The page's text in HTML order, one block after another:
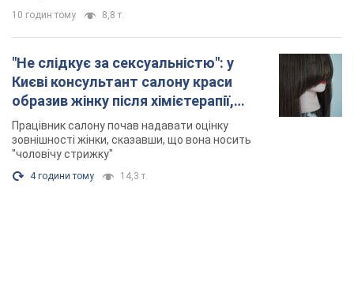
10 годин тому 8,8 т.
"Не слідкує за сексуальністю": у
Києві консультант салону краси
образив жінку після хімієтерапії,
розгорівся скандал. Фото
Працівник салону почав надавати оцінку
зовнішності жінки, сказавши, що вона носить
"чоловічу стрижку"
4 години тому 14,3 т.